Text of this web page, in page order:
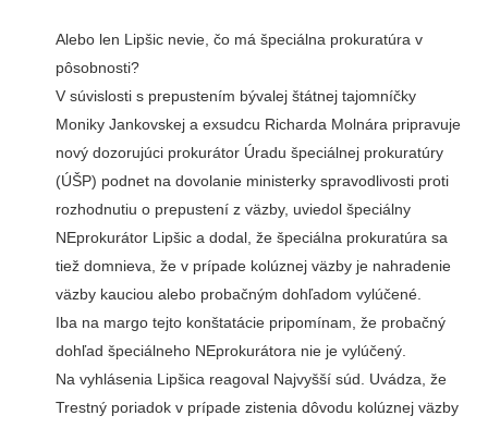
Alebo len Lipšic nevie, čo má špeciálna prokuratúra v
pôsobnosti?
V súvislosti s prepustením bývalej štátnej tajomníčky
Moniky Jankovskej a exsudcu Richarda Molnára pripravuje
nový dozorujúci prokurátor Úradu špeciálnej prokuratúry
(ÚŠP) podnet na dovolanie ministerky spravodlivosti proti
rozhodnutiu o prepustení z väzby, uviedol špeciálny
NEprokurátor Lipšic a dodal, že špeciálna prokuratúra sa
tiež domnieva, že v prípade kolúznej väzby je nahradenie
väzby kauciou alebo probačným dohľadom vylúčené.
Iba na margo tejto konštatácie pripomínam, že probačný
dohľad špeciálneho NEprokurátora nie je vylúčený.
Na vyhlásenia Lipšica reagoval Najvyšší súd. Uvádza, že
Trestný poriadok v prípade zistenia dôvodu kolúznej väzby